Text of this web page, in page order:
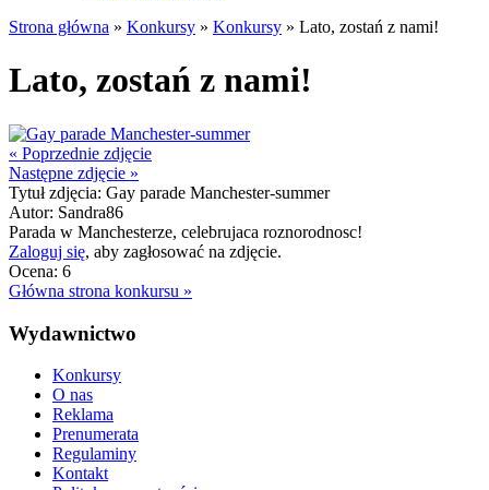
Strona główna » Konkursy » Konkursy » Lato, zostań z nami!
Lato, zostań z nami!
« Poprzednie zdjęcie
Następne zdjęcie »
Tytuł zdjęcia: Gay parade Manchester-summer
Autor: Sandra86
Parada w Manchesterze, celebrujaca roznorodnosc!
Zaloguj się, aby zagłosować na zdjęcie.
Ocena: 6
Główna strona konkursu »
Wydawnictwo
Konkursy
O nas
Reklama
Prenumerata
Regulaminy
Kontakt